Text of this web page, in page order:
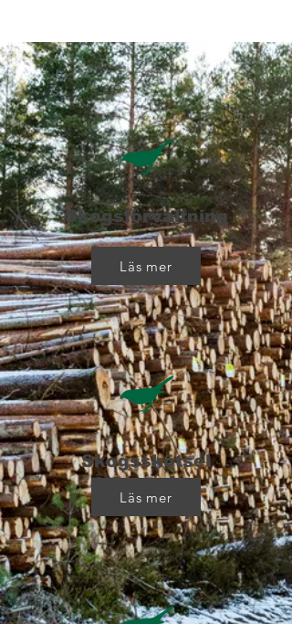
Skogsförvaltning
Läs mer
Skogsskötsel
Läs mer